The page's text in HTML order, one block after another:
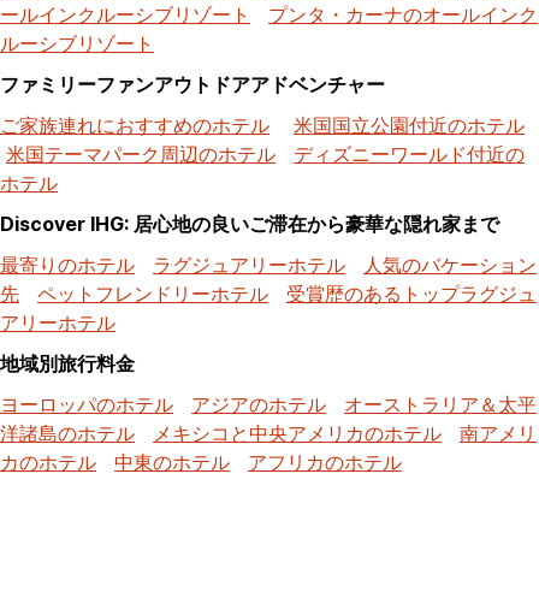
ールインクルーシブリゾート
プンタ・カーナのオールインク
ルーシブリゾート
ファミリーファンアウトドアアドベンチャー
ご家族連れにおすすめのホテル
米国国立公園付近のホテル
米国テーマパーク周辺のホテル
ディズニーワールド付近の
ホテル
Discover IHG: 居心地の良いご滞在から豪華な隠れ家まで
最寄りのホテル
ラグジュアリーホテル
人気のバケーション
先
ペットフレンドリーホテル
受賞歴のあるトップラグジュ
アリーホテル
地域別旅行料金
ヨーロッパのホテル
アジアのホテル
オーストラリア＆太平
洋諸島のホテル
メキシコと中央アメリカのホテル
南アメリ
カのホテル
中東のホテル アフリカのホテル